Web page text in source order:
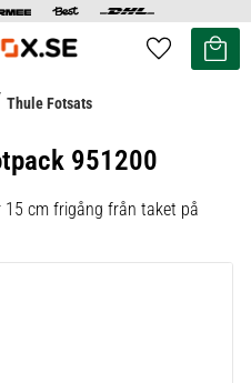
Favoriter
Kundvagn
Thule Fotsats
951200
cm frigång från taket på